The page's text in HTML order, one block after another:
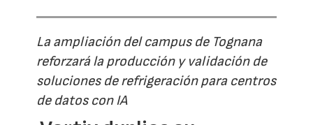
La ampliación del campus de Tognana
reforzará la producción y validación de
soluciones de refrigeración para centros
de datos con IA